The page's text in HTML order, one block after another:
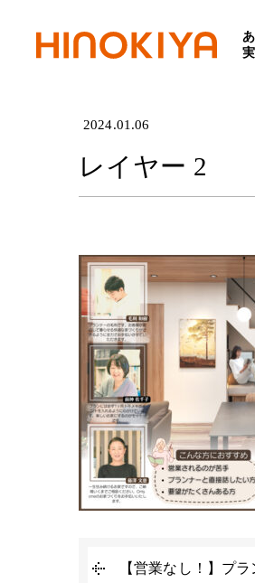
2024.01.06
レイヤー 2
【営業なし！】プ